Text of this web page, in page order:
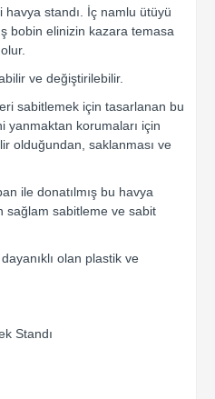
standı. İç namlu ütüyü
bobin elinizin kazara temasa
ve değiştirilebilir.
sabitlemek için tasarlanan bu
yanmaktan korumaları için
olduğundan, saklanması ve
ile donatılmış bu havya
sağlam sabitleme ve sabit
olan plastik ve
Standı